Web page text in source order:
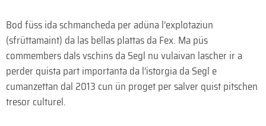
Bod füss ida schmancheda per adüna l’explotaziun
(sfrüttamaint) da las bellas plattas da Fex. Ma püs
commembers dals vschins da Segl nu vulaivan lascher ir a
perder quista part importanta da l’istorgia da Segl e
cumanzettan dal 2013 cun ün proget per salver quist pitschen
tresor culturel.